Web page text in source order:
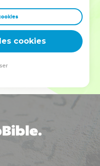
afin que leurs erreurs
guidiez un ministère, une
leur expérience est faite
cookies